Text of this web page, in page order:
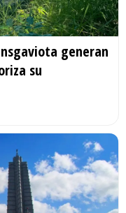
generan
su